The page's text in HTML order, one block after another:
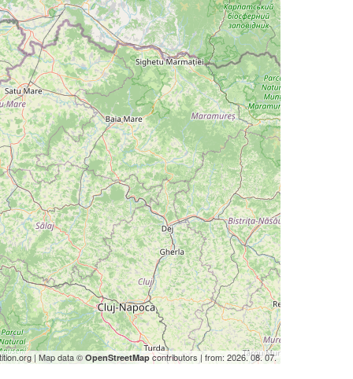
| Map data © OpenStreetMap contributors | from: 2026. 08. 07.